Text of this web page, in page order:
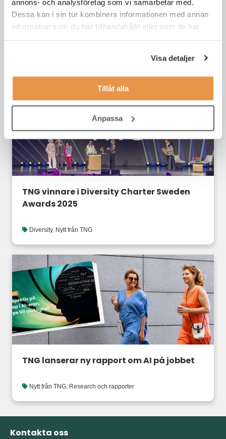
annons- och analysföretag som vi samarbetar med.
Dessa kan i sin tur kombinera informationen med annan
information som du har tillhandahållit eller som de har
Visa detaljer
Tillåt alla
Anpassa
Rekryteringstester är inte perfekta.
TNG vinnare i Diversity Charter Sweden
Awards 2025
Diversity, Nytt från TNG
TNG lanserar ny rapport om AI på jobbet
Nytt från TNG Research och rapporter
Kontakta oss